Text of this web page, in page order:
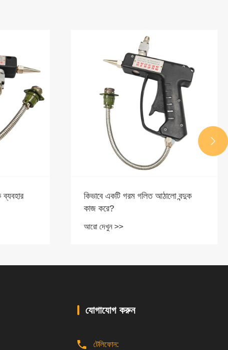
বন্দুক
জার্মানিতে ফিলটেক 2024
আরো দেখুন >>

যোগাযোগ করুন
টেলিফোন: